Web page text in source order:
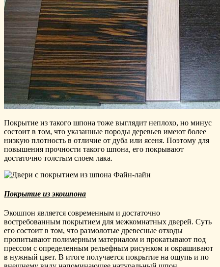
Покрытие из такого шпона тоже выглядит неплохо, но минус
состоит в том, что указанные породы деревьев имеют более
низкую плотность в отличие от дуба или ясеня. Поэтому для
повышения прочности такого шпона, его покрывают
достаточно толстым слоем лака.
Покрытие из экошпона
Экошпон является современным и достаточно
востребованным покрытием для межкомнатных дверей. Суть
его состоит в том, что размолотые древесные отходы
пропитывают полимерным материалом и прокатывают под
прессом с определенным рельефным рисунком и окрашивают
в нужный цвет. В итоге получается покрытие на ощупь и по